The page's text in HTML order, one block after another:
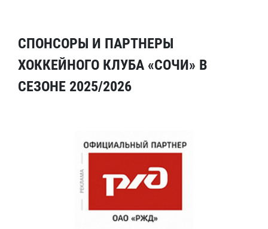
СПОНСОРЫ И ПАРТНЕРЫ
ХОККЕЙНОГО КЛУБА «СОЧИ» В
СЕЗОНЕ 2025/2026